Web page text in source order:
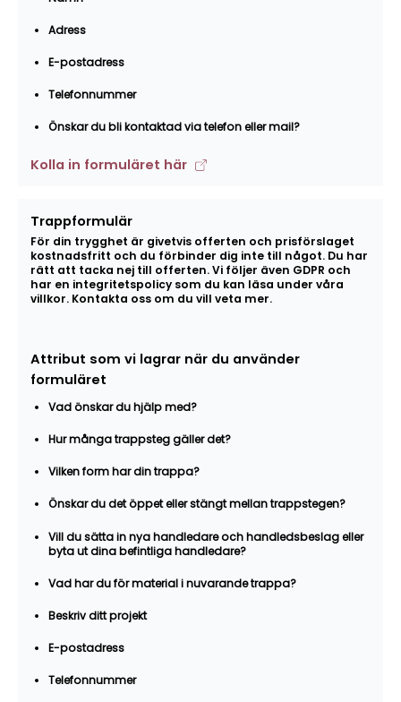
Adress
E-postadress
Telefonnummer
Önskar du bli kontaktad via telefon eller mail?
Kolla in formuläret här
Trappformulär
För din trygghet är givetvis offerten och prisförslaget
kostnadsfritt och du förbinder dig inte till något. Du har
rätt att tacka nej till offerten. Vi följer även GDPR och
har en integritetspolicy som du kan läsa under våra
villkor. Kontakta oss om du vill veta mer.
Attribut som vi lagrar när du använder
formuläret
Vad önskar du hjälp med?
Hur många trappsteg gäller det?
Vilken form har din trappa?
Önskar du det öppet eller stängt mellan trappstegen?
Vill du sätta in nya handledare och handledsbeslag eller
byta ut dina befintliga handledare?
Vad har du för material i nuvarande trappa?
Beskriv ditt projekt
E-postadress
Telefonnummer